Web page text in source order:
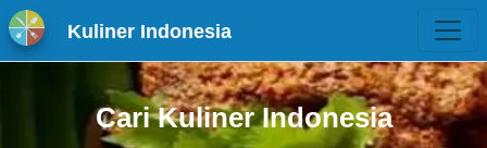
Kuliner Indonesia
Cari Kuliner Indonesia